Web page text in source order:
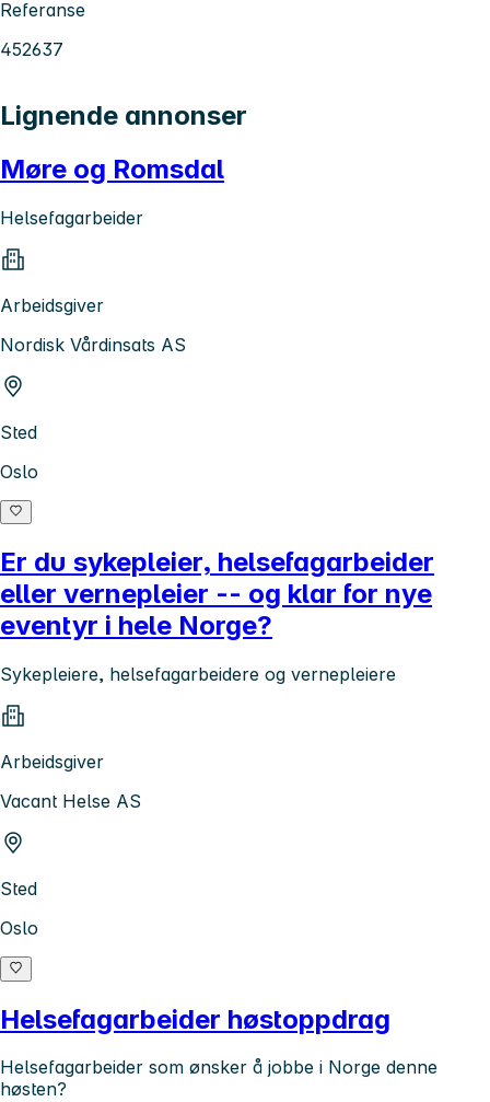
Referanse
452637
Lignende annonser
Møre og Romsdal
Helsefagarbeider
Arbeidsgiver
Nordisk Vårdinsats AS
Sted
Oslo
Er du sykepleier, helsefagarbeider
eller vernepleier -- og klar for nye
eventyr i hele Norge?
Sykepleiere, helsefagarbeidere og vernepleiere
Arbeidsgiver
Vacant Helse AS
Sted
Oslo
Helsefagarbeider høstoppdrag
Helsefagarbeider som ønsker å jobbe i Norge denne
høsten?